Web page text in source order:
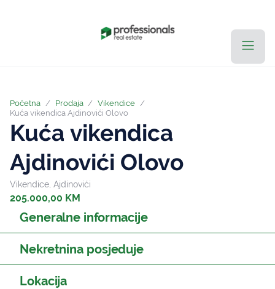
Početna / Prodaja / Vikendice /
Kuća vikendica Ajdinovići Olovo
Kuća vikendica
Ajdinovići Olovo
Vikendice, Ajdinovići
205.000,00 KM
Generalne informacije
Nekretnina posjeduje
Lokacija